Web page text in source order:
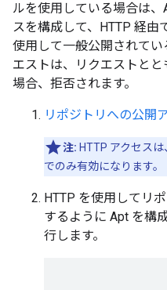
ルを使用している場合は
スを構成して、HTTP 経由
使用して一般公開されて
エストは、リクエストと
場合、拒否されます。
リポジトリへの公開
注: HTTP アクセス
でのみ有効になります。
HTTP を使用してリ
するように Apt を構
行します。